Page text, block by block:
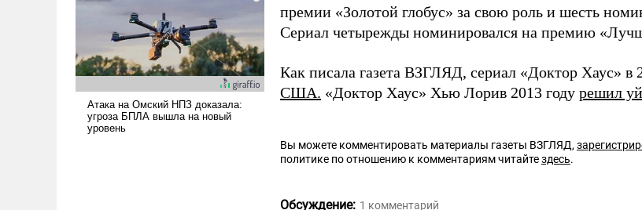
премии «Золотой глобус» за свою роль и шесть
Сериал четырежды номинировался на премию
Как писала газета ВЗГЛЯД, сериал «Доктор Хаус» в
США. «Доктор Хаус» Хью Лорив 2013 году решил
Вы можете комментировать материалы газеты ВЗГЛЯД,
политике по отношению к комментариям читайтездесь.
Обсуждение: 1 комментарий